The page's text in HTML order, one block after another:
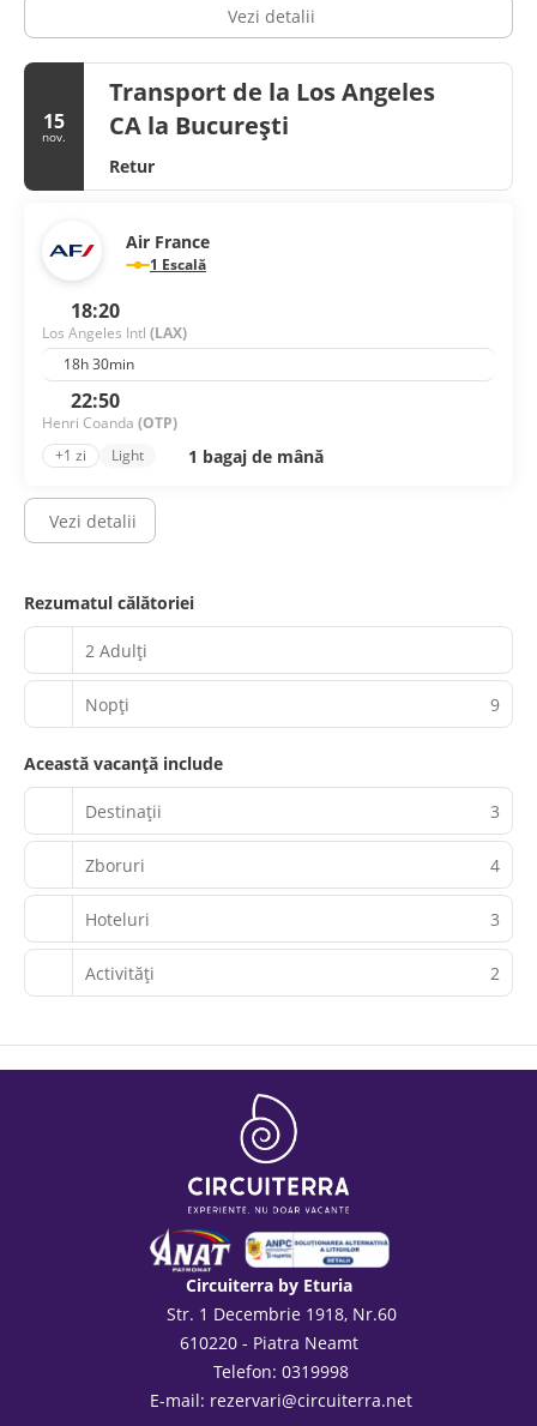
Vezi detalii
15
nov.
Transport de la Los Angeles
CA la București
Retur
Air France
1 Escală
18:20
Los Angeles Intl (LAX)
18h 30min
22:50
Henri Coanda (OTP)
+1 zi
Light 1 bagaj de mână
Vezi detalii
Rezumatul călătoriei
2 Adulți
Nopţi 9
Această vacanță include
Destinații 3
Zboruri 4
Hoteluri 3
Activităţi 2
Circuiterra by Eturia
Str. 1 Decembrie 1918, Nr.60
610220 - Piatra Neamt
Telefon: 0319998
E-mail: rezervari@circuiterra.net